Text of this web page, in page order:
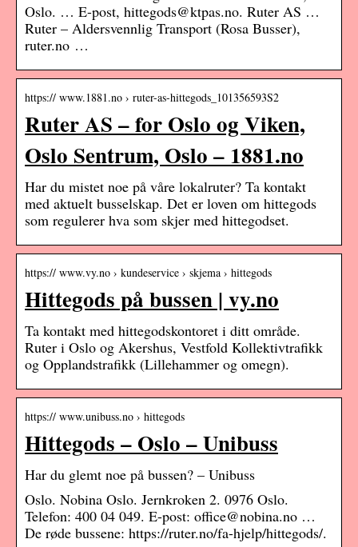
Oslo. … E-post, hittegods@ktpas.no. Ruter AS …
Ruter – Aldersvennlig Transport (Rosa Busser),
ruter.no …
https:// www.1881.no › ruter-as-hittegods_101356593S2
Ruter AS – for Oslo og Viken,
Oslo Sentrum, Oslo – 1881.no
Har du mistet noe på våre lokalruter? Ta kontakt
med aktuelt busselskap. Det er loven om hittegods
som regulerer hva som skjer med hittegodset.
https:// www.vy.no › kundeservice › skjema › hittegods
Hittegods på bussen | vy.no
Ta kontakt med hittegodskontoret i ditt område.
Ruter i Oslo og Akershus, Vestfold Kollektivtrafikk
og Opplandstrafikk (Lillehammer og omegn).
https:// www.unibuss.no › hittegods
Hittegods – Oslo – Unibuss
Har du glemt noe på bussen? – Unibuss
Oslo. Nobina Oslo. Jernkroken 2. 0976 Oslo.
Telefon: 400 04 049. E-post: office@nobina.no …
De røde bussene: https://ruter.no/fa-hjelp/hittegods/.